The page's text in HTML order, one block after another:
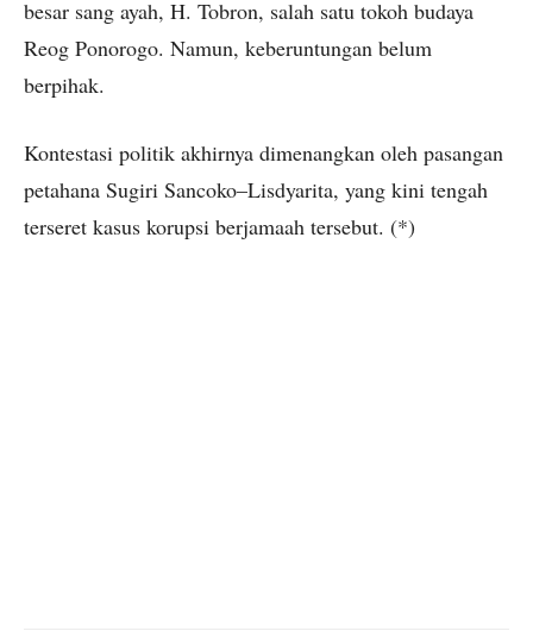
besar sang ayah, H. Tobron, salah satu tokoh budaya
Reog Ponorogo. Namun, keberuntungan belum
berpihak.
Kontestasi politik akhirnya dimenangkan oleh pasangan
petahana Sugiri Sancoko–Lisdyarita, yang kini tengah
terseret kasus korupsi berjamaah tersebut. (*)